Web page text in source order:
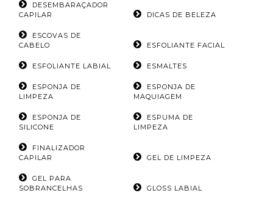
DESEMBARAÇADOR
CAPILAR
DICAS DE BELEZA
ESCOVAS DE
CABELO
ESFOLIANTE FACIAL
ESFOLIANTE LABIAL ESMALTES
ESPONJA DE
LIMPEZA
ESPONJA DE
MAQUIAGEM
ESPONJA DE
SILICONE
ESPUMA DE
LIMPEZA
FINALIZADOR
CAPILAR
GEL DE LIMPEZA
GEL PARA
SOBRANCELHAS
GLOSS LABIAL